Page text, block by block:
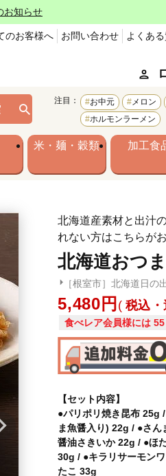
お知らせ
のお客様へ お問い合わせ よくあ
注目： お中元 メロン
ホルモンラーメン
米・麺・穀類 加工食
北海道産素材と出汁
れない方はこちらが
北海道おつ
［根室市］北海道日の
5,480 税込
食べレア会員様には 55
【セット内容】
●パリポリ焼き昆布 25g
ま魚醤入り) 22g / ●さ
醤油さきいか 22g / ●ほ
30g / ●キラリサーモン
たこ 33g